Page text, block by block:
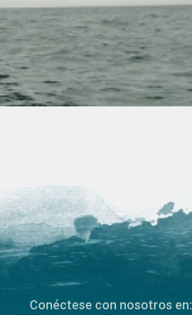
Conéctese con nosotros en: